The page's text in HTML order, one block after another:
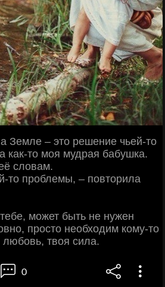
Земле – это решение чьей-то
как-то моя мудрая бабушка.
словам.
то проблемы, – повторила
может быть не нужен
просто необходим кому-то
твоя сила.
0